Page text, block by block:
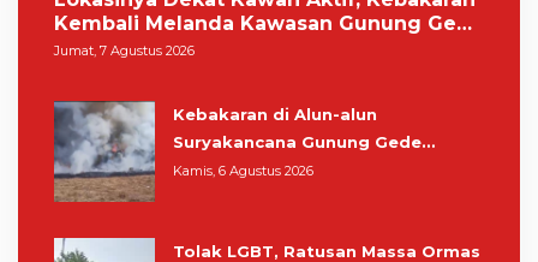
Kembali Melanda Kawasan Gunung Gede
Pangrango
Jumat, 7 Agustus 2026
Kebakaran di Alun-alun
Suryakancana Gunung Gede
Pangrango, Relawan dan Warga
Kamis, 6 Agustus 2026
Tolak LGBT, Ratusan Massa Ormas